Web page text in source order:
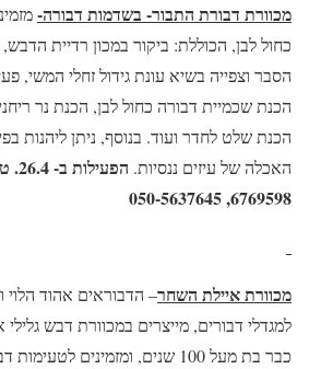
מכוורת דבורת התבור- בשדמות דבורה-
כחול לבן, הכוללת: ביקור במכון רדיית
הסבר וצפייה בשיא עונת גידול זחלי המשי,
הכנת שכמיית דבורה כחול לבן, הכנת נר
הכנת שלט לחדר ועוד. בנוסף, ניתן ליהנות
האכלה של עיזים ננסיות. הפעילות ב- 26.4. טלפון לתיאום:
6769598, 050-5637645
מכוורת איילת השחר– הדבוראים אהוד הלוי
למגדלי דבורים, מייצרים במכוורת דבש
כבר בת מעל 100 שנים, ומזמינים